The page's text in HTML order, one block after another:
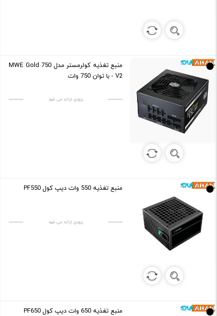
منبع تغذیه کولرمستر مدل MWE Gold 750
- V2 با توان 750 وات
بزودی ارائه می شود
منبع تغذیه 550 وات دیپ کول PF550
بزودی ارائه می شود
منبع تغذیه 650 وات دیپ کول PF650